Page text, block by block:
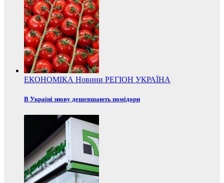
ЕКОНОМІКА Новини РЕГІОН УКРАЇНА
В Україні знову дешевшають помідори